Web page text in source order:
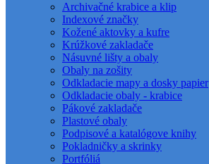
Archivačné krabice a klip
Indexové značky
Kožené aktovky a kufre
Krúžkové zakladače
Násuvné lišty a obaly
Obaly na zošity
Odkladacie mapy a dosky papier
Odkladacie obaly - krabice
Pákové zakladače
Plastové obaly
Podpisové a katalógove knihy
Pokladničky a skrinky
Portfóliá